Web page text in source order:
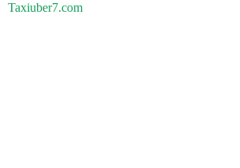
Taxiuber7.com